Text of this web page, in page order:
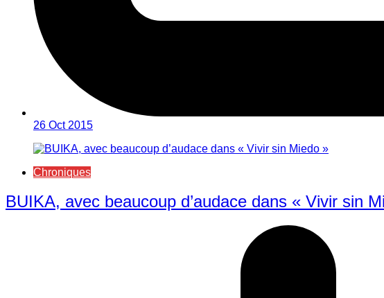
26 Oct 2015
Chroniques
BUIKA, avec beaucoup d’audace dans « Vivir sin